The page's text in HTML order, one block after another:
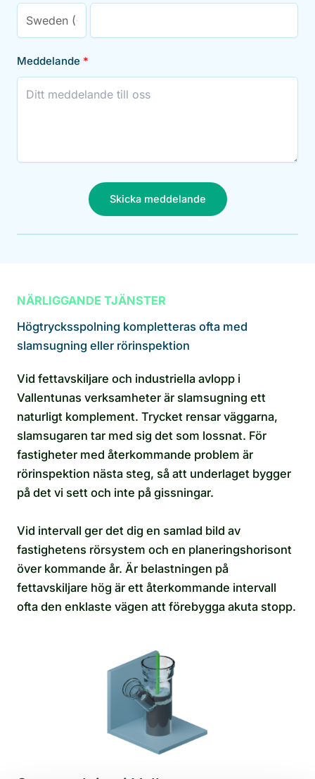
Meddelande
Skicka meddelande
NÄRLIGGANDE TJÄNSTER
Högtrycksspolning kompletteras ofta med
slamsugning eller rörinspektion
Vid fettavskiljare och industriella avlopp i
Vallentunas verksamheter är slamsugning ett
naturligt komplement. Trycket rensar väggarna,
slamsugaren tar med sig det som lossnat. För
fastigheter med återkommande problem är
rörinspektion nästa steg, så att underlaget bygger
på det vi sett och inte på gissningar.
Vid intervall ger det dig en samlad bild av
fastighetens rörsystem och en planeringshorisont
över kommande år. Är belastningen på
fettavskiljare hög är ett återkommande intervall
ofta den enklaste vägen att förebygga akuta stopp.